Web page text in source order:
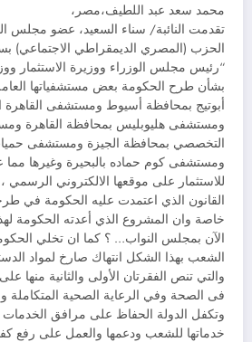
محمد سعد عبد اللطيف،مصر،
تقدمت النائبة/ سناء السعيد، عضو مجلس
الحزب (المصري الديمقراطي الاجتماعي)
“رئيس مجلس الوزراء ووزيرة الاستثمار
بشأن طرح الحكومة بعض مستشفياتها
أبوتيج بمحافظة أسيوط ومستشفى القاهرة
ومستشفى هليوبليس بمحافظة القاهرة
التخصصي بمحافظة الجيزة ومستشفى حميات
ومستشفى كوم حماده بالبحيرة وغيرها مما
للاستثمار على موقعها الالكتروني الرسمي
القانون الذي اعتمدت عليه الحكومة في
خاصة وان المشروع الذي أعدته الحكومة
الآن بمجلس النواب… ؟ كما ان تخلي
والتي تنص الفقرتان الأولى والثانية
فى الصحة وفي الرعاية الصحية المتكاملة
وتكفل الدولة الحفاظ على مرافق الخدمات
خدماتها للشعب ودعمها والعمل على رفع